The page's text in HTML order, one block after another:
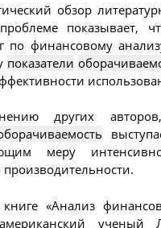
обзор
показывает,
по финансовому
показатели
других
меру
производительности.
«Анализ
ученый